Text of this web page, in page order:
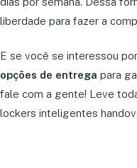
liberdade para fazer a
E se você se interessou
opções de entregapara
fale com a gente! Leve
lockers inteligentes